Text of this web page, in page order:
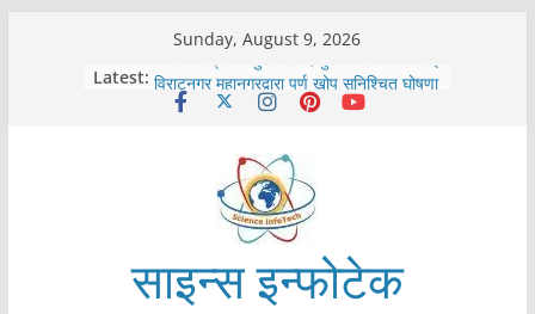
Sunday, August 9, 2026
Latest:
कोरोना संक्रमण पुष्टिपछि दार्चुलाका सीमामा कडाइ
विराटनगर महानगरद्वारा पूर्ण खोप सुनिश्चित घोषणा
तयारी
आयुर्वेद चिकित्सा प्रणालीको भूमिका महत्वपूर्ण छ :
मुख्यमन्त्री शाह
काभ्रेपलाञ्चोकमा आयुर्वेद स्वास्थ्योपचारतर्फ
साइन्स इन्फोटेक